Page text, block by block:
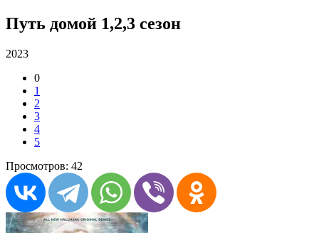
Путь домой 1,2,3 сезон
2023
0
1
2
3
4
5
Просмотров: 42